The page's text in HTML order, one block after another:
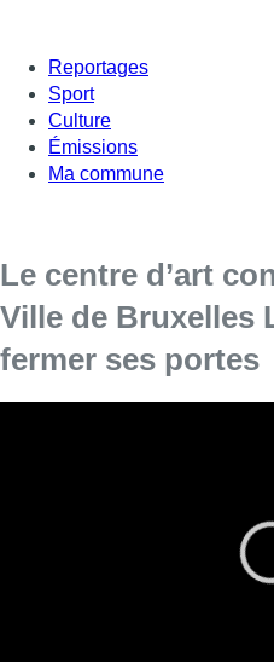
Reportages
Sport
Culture
Émissions
Ma commune
Le centre d’art
Ville de Bruxelles
fermer ses portes
collaborateurs du centre d’art
Bruxelles, La Centrale : il va
Contactée, la directrice du